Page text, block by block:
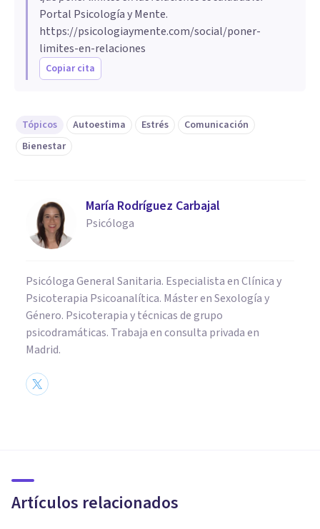
Portal Psicología y Mente.
https://psicologiaymente.com/social/poner-
limites-en-relaciones
Copiar cita
Tópicos Autoestima Estrés
Comunicación
Bienestar
María Rodríguez Carbajal
Psicóloga
Psicóloga General Sanitaria. Especialista en Clínica y
Psicoterapia Psicoanalítica. Máster en Sexología y
Género. Psicoterapia y técnicas de grupo
psicodramáticas. Trabaja en consulta privada en
Madrid.
Artículos relacionados
todo el mundo